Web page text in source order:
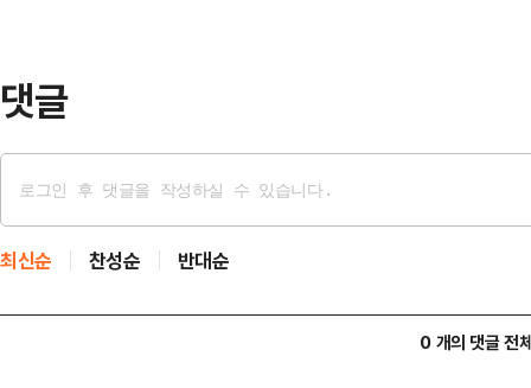
댓글
최신순 찬성순 반대순
0 개의 댓글 전